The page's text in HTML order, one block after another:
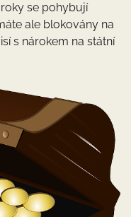
se pohybují
ale blokovány na
s nárokem na státní